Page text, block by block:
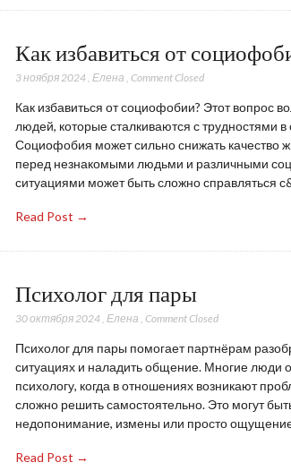
Как избавиться от
3 ноября 2024, Елена Comment Closed
Как избавиться от социофобии? Этот вопрос
людей, которые сталкиваются с трудностями
Социофобия может сильно снижать качество
перед незнакомыми людьми и различными
ситуациями может быть сложно справляться
Read Post →
Психолог для пары
30 октября 2024, Елена Comment Closed
Психолог для пары помогает партнёрам
ситуациях и наладить общение. Многие люди
психологу, когда в отношениях возникают
сложно решить самостоятельно. Это могут
недопонимание, измены или просто
Read Post →